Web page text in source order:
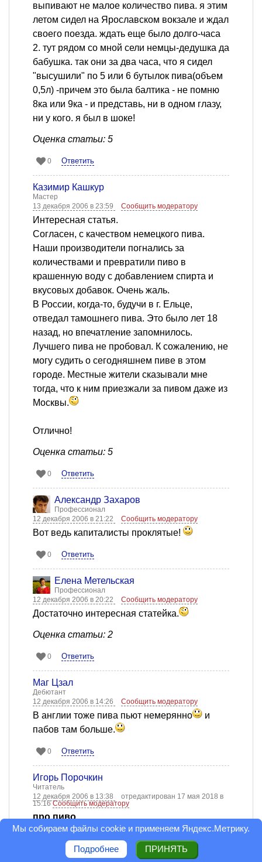
выпивают не малое количество пива. я этим
летом сидел на Ярославском вокзале и ждал
своего поезда. ждать еще было долго-часа
2. тут рядом со мной сели немцы-дедушка да
бабушка. так они за два часа, что я сидел
"высушили" по 5 или 6 бутылок пива(объем
0,5л) -причем это была балтика - не помню
8ка или 9ка - и представь, ни в одном глазу,
ни у кого. я был в шоке!
Оценка статьи: 5
0 Ответить
Казимир Кашкур
Мастер
13 декабря 2006 в 23:59
Сообщить модератору
Интересная статья.
Согласен, с качеством немецкого пива.
Наши производители погнались за
количествами и превратили пиво в
крашенную воду с добавлением спирта и
вкусовых добавок. Очень жаль.
В России, когда-то, будучи в г. Ельце,
отведал тамошнего пива. Это было лет 18
назад, но впечатление запомнилось.
Лучшего пива не пробовал. К сожалению, не
могу судить о сегодняшнем пиве в этом
городе. Местные жители сказывали мне
тогда, что к ним приезжали за пивом даже из
Москвы.
Отлично!
Оценка статьи: 5
0 Ответить
Александр Захаров
Профессионал
12 декабря 2006 в 21:22
Сообщить модератору
Вот ведь капиталисты проклятые!
0 Ответить
Елена Метельская
Профессионал
12 декабря 2006 в 20:22
Сообщить модератору
Достаточно интересная статейка.
Оценка статьи: 2
0 Ответить
Маг Цзал
Дебютант
12 декабря 2006 в 14:26
Сообщить модератору
В англии тоже пива пьют немерянно
и
пабов там больше.
0 Ответить
Игорь Порочкин
Читатель
12 декабря 2006 в 13:38
отредактирован 17 мая 2018 в
15:16Сообщить модератору
про пиво
Я два раза был на Октоберфесте. Там
минимальная доза - 0,5 литра. А в
Хофбраухаусе вообще отказали выдать 0,5,
Мы собираем файлы cookie и применяем Яндекс.Метрику.
Подробнее ПРИНЯТЬ